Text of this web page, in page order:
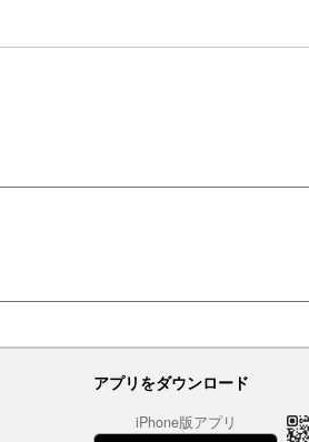
アプリをダウンロード
iPhone版アプリ